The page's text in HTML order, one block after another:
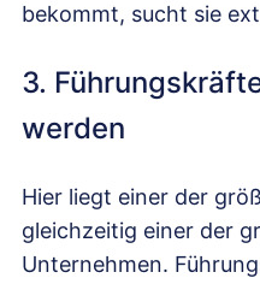
bekommt, sucht sie
3.
werden
Hier liegt einer der
gleichzeitig einer der
Unternehmen.